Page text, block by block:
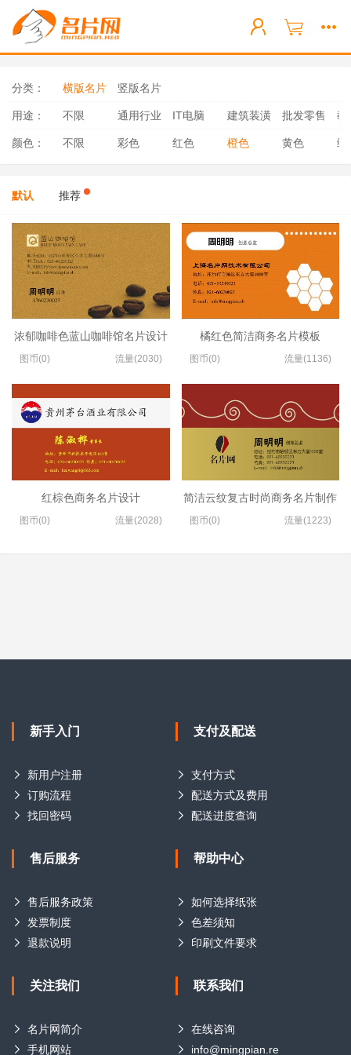
分类： 横版名片 竖版名片
用途： 不限 通用行业 IT电脑 建筑装潢 批发零售 教
颜色： 不限 彩色 红色 橙色 黄色 绿
默认 推荐
浓郁咖啡色蓝山咖啡馆名片设计
图币(0) 流量(2030)
红棕色商务名片设计
图币(0) 流量(2028)
橘红色简洁商务名片模板
图币(0) 流量(1136)
简洁云纹复古时尚商务名片制作
图币(0) 流量(1223)
新手入门
新用户注册
订购流程
找回密码
支付及配送
支付方式
配送方式及费用
配送进度查询
售后服务
售后服务政策
发票制度
退款说明
帮助中心
如何选择纸张
色差须知
印刷文件要求
关注我们
名片网简介
手机网站
联系我们
在线咨询
info@mingpian.re